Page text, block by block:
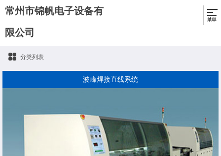
常州市锦帆电子设备有
限公司
分类列表
波峰焊接直线系统